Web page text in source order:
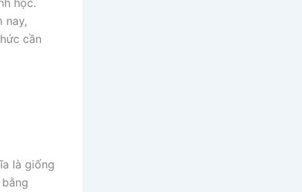
học.
nay,
cần
là giống